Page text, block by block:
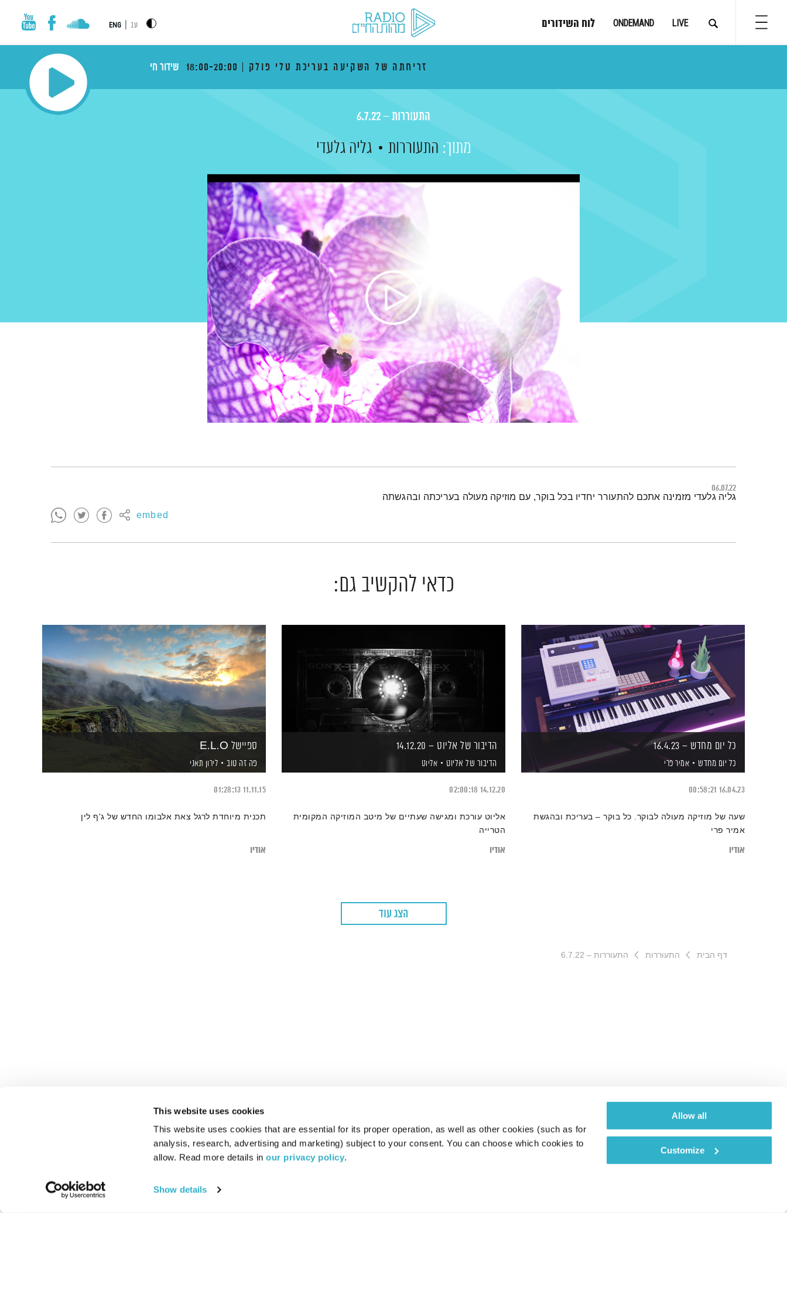
This website uses cookies
This website uses cookies that are essential for its proper operation, as well as other cookies (such as for
analysis, research, advertising and marketing) subject to your consent. You can choose which cookies to
allow. Read more details in our privacy policy.
Show details
Allow all
Customize
LIVE
ONDEMAND לוח השידורים עב ENG
זריחתה של השקיעה בעריכת טלי פולק 18:00-20:00 שידור חי
התעוררות – 6.7.22
מתוך: התעוררות גליה גלעדי
06.07.22
embed
תמצית הפודקאסט
גליה גלעדי מזמינה אתכם להתעורר יחדיו בכל בוקר, עם מוזיקה מעולה בעריכתה ובהגשתה
כדאי להקשיב גם:
כל יום מחדש – 16.4.23
כל יום מחדש אמיר פרי
16.04.23
00:58:21
שעה של מוזיקה מעולה לבוקר. כל בוקר – בעריכת ובהגשת
אמיר פרי
אודיו
הדיבור של אליוט – 14.12.20
הדיבור של אליוט אליוט
14.12.20
02:00:18
אליוט עורכת ומגישה שעתיים של מיטב המוזיקה המקומית
הטרייה
אודיו
ספיישל E.L.O
פה זה טוב לירון תאני
11.11.15
01:28:13
תכנית מיוחדת לרגל צאת אלבומו החדש של ג'ף לין
אודיו
הצג עוד
דף הבית התעוררות התעוררות – 6.7.22